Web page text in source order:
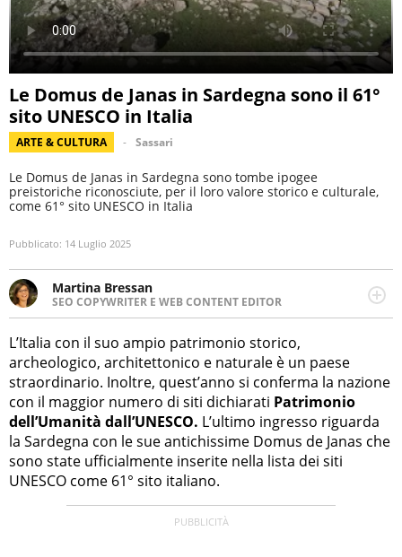
Le Domus de Janas in Sardegna sono il 61°
sito UNESCO in Italia
ARTE & CULTURA Sassari
Le Domus de Janas in Sardegna sono tombe ipogee
preistoriche riconosciute, per il loro valore storico e culturale,
come 61° sito UNESCO in Italia
Pubblicato: 14 Luglio 2025
Martina Bressan
SEO COPYWRITER E WEB CONTENT EDITOR
Appassionata di viaggi, di trail running e di yoga, ama
scoprire nuovi posti e nuove culture. Curiosa,
determinata e intraprendente adora leggere ma
soprattutto scrivere.
L’Italia con il suo ampio patrimonio storico,
archeologico, architettonico e naturale è un paese
straordinario. Inoltre, quest’anno si conferma la nazione
con il maggior numero di siti dichiarati Patrimonio
dell’Umanità dall’UNESCO. L’ultimo ingresso riguarda
la Sardegna con le sue antichissime Domus de Janas che
sono state ufficialmente inserite nella lista dei siti
UNESCO come 61° sito italiano.